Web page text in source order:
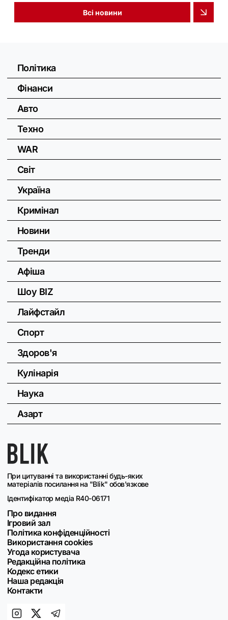
Всі новини
При цитуванні та використанні будь-яких
матеріалів посилання на "Blik" обов'язкове
Ідентифікатор медіа R40-06171
Про видання
Ігровий зал
Політика конфіденційності
Використання cookies
Угода користувача
Редакційна політика
Кодекс етики
Наша редакція
Контакти
Політика
Фінанси
Авто
Техно
WAR
Світ
Україна
Кримінал
Новини
Тренди
Афіша
Шоу BIZ
Лайфстайл
Спорт
Здоров'я
Кулінарія
Наука
Азарт